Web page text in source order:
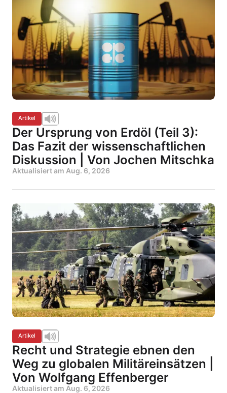
Artikel
Der Ursprung von Erdöl (Teil 3):
Das Fazit der wissenschaftlichen
Diskussion | Von Jochen Mitschka
Aktualisiert am Aug. 6, 2026
Artikel
Recht und Strategie ebnen den
Weg zu globalen Militäreinsätzen |
Von Wolfgang Effenberger
Aktualisiert am Aug. 6, 2026